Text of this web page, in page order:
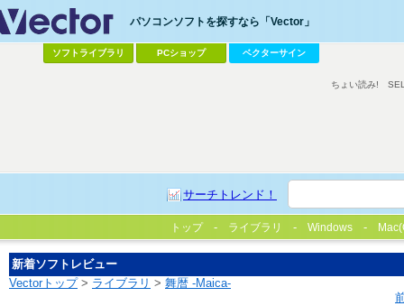
パソコンソフトを探すなら「Vector」
ソフトライブラリ PCショップ ベクターサイン
サーチトレンド！
ちょい読み!
トップ ライブラリ Windows
新着ソフトレビュー
Vectorトップ> ライブラリ > 舞暦 -Maica-